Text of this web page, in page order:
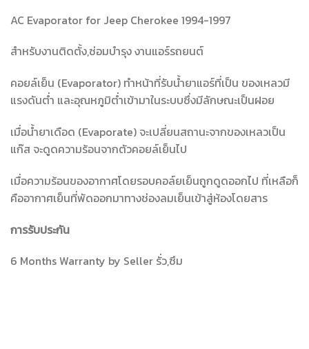
AC Evaporator for Jeep Cherokee 1994-1997
สำหรับงานติดตั้ง,ซ่อมบำรุง งานแอร์รถยนต์
คอยล์เย็น (Evaporator) ทำหน้าที่รับน้ำยาแอร์ที่เป็น ของเหลวมี
แรงดันต่ำ และอุณหภูมิต่ำเข้ามาในระบบซึ่งมีลักษณะเป็นฝอย
เมื่อน้ำยาเดือด (Evaporate) จะเปลี่ยนสถานะจากของเหลวเป็น
แก๊ส จะดูดความร้อนจากตัวคอยล์เย็นไป
เมื่อความร้อนของอากาศโดยรอบคอล์ยเย็นถูกดูดออกไป ที่เหลือก็
คืออากาศเย็นที่พัดออกมาทางช่องลมเย็นเข้าสู่ห้องโดยสาร
การรับประกัน
6 Months Warranty by Seller รั่ว,ซึม